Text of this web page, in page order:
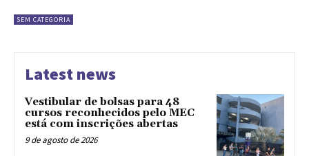
SEM CATEGORIA
Latest news
Vestibular de bolsas para 48
cursos reconhecidos pelo MEC
está com inscrições abertas
9 de agosto de 2026